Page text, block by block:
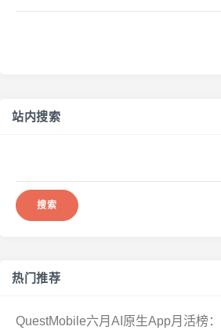
站内搜索
热门推荐
QuestMobile六月AI原生App月活榜